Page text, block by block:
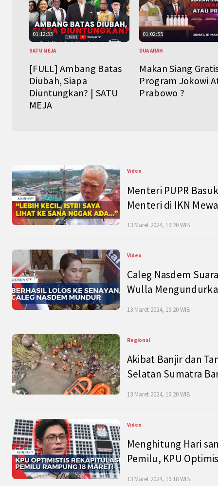
01:12:33
SATU MEJA
[FULL] Ambang Batas
Diubah, Siapa
Diuntungkan? | SATU
MEJA
01:02:55
DUA ARAH
Makan Siang
Program Jokowi
Prabowo ?
Video
Menteri PUPR
Menteri di IKN
13 Maret 2024, 19:20 WIB
Video
Caleg Nasdem
Wulla
13 Maret 2024, 19:20 WIB
Regional
Akibat Banjir dan
Selatan Sumatra
13 Maret 2024, 19:20 WIB
Video
Menghitung Hari
Pemilu, KPU
13 Maret 2024, 19:18 WIB